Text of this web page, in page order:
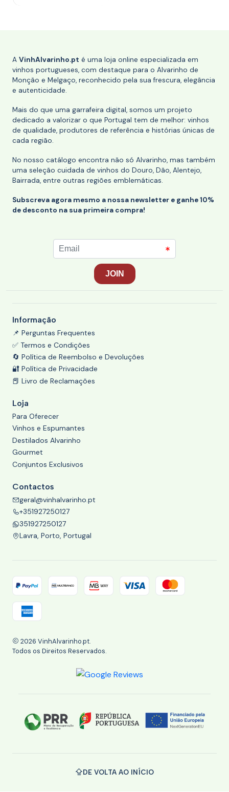
A VinhAlvarinho.pt é uma loja online especializada em
vinhos portugueses, com destaque para o Alvarinho de
Monção e Melgaço, reconhecido pela sua frescura, elegância
e autenticidade.
Mais do que uma garrafeira digital, somos um projeto
dedicado a valorizar o que Portugal tem de melhor: vinhos
de qualidade, produtores de referência e histórias únicas de
cada região.
No nosso catálogo encontra não só Alvarinho, mas também
uma seleção cuidada de vinhos do Douro, Dão, Alentejo,
Bairrada, entre outras regiões emblemáticas.
Subscreva agora mesmo a nossa newsletter e ganhe 10%
de desconto na sua primeira compra!
Informação
📌 Perguntas Frequentes
✅ Termos e Condições
🔄 Política de Reembolso e Devoluções
🔐 Política de Privacidade
📕 Livro de Reclamações
Loja
Para Oferecer
Vinhos e Espumantes
Destilados Alvarinho
Gourmet
Conjuntos Exclusivos
Contactos
geral@vinhalvarinho.pt
+351927250127
351927250127
Lavra, Porto, Portugal
2026 VinhAlvarinho.pt.
Todos os Direitos Reservados.
DE VOLTA AO INÍCIO